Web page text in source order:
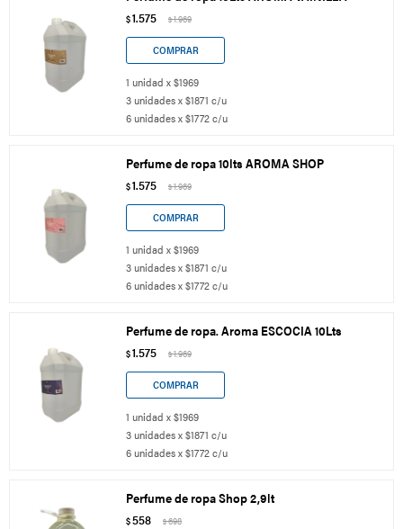
$1.575 $1.969
1 unidad x $1969
3 unidades x $1871 c/u
6 unidades x $1772 c/u
Perfume de ropa 10lts AROMA SHOP
$1.575 $1.969
1 unidad x $1969
3 unidades x $1871 c/u
6 unidades x $1772 c/u
Perfume de ropa. Aroma ESCOCIA 10Lts
$1.575 $1.969
1 unidad x $1969
3 unidades x $1871 c/u
6 unidades x $1772 c/u
Perfume de ropa Shop 2,9lt
$558 $698